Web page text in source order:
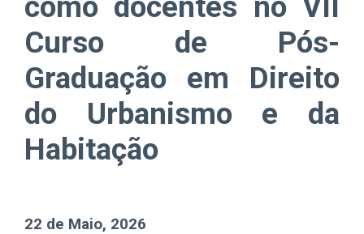
Curso de Pós-
Graduação em Direito
do Urbanismo e da
Habitação
22 de Maio, 2026